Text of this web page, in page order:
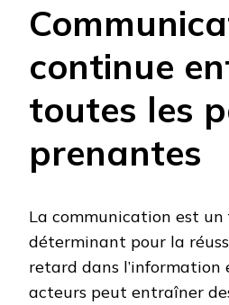
continue
toutes les
prenantes
La communication est
déterminant pour la
retard dans
acteurs peut entraîner